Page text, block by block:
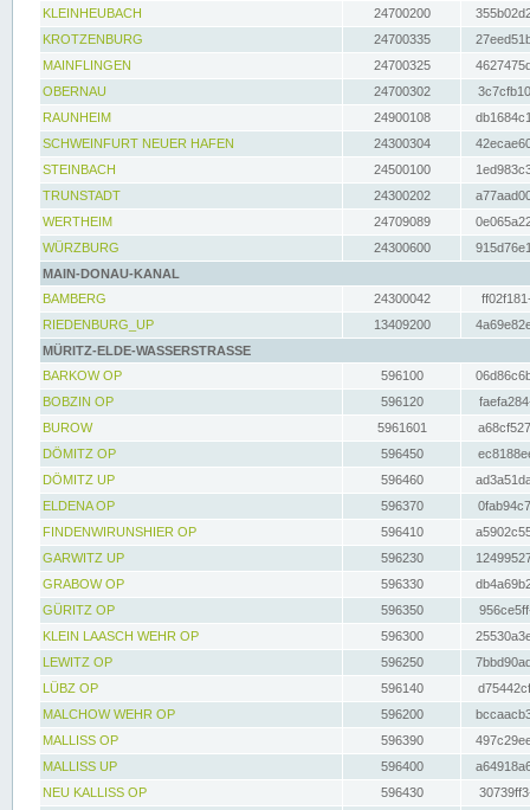
KLEINHEUBACH 24700200
KROTZENBURG
24700335
MAINFLINGEN
24700325
OBERNAU
24700302
RAUNHEIM
24900108
SCHWEINFURT NEUER HAFEN
24300304
STEINBACH
24500100
TRUNSTADT
24300202
WERTHEIM
24709089
WÜRZBURG
24300600
MAIN-DONAU-KANAL
BAMBERG
24300042
RIEDENBURG_UP
13409200
MÜRITZ-ELDE-WASSERSTRASSE
BARKOW OP
596100
BOBZIN OP
596120
BUROW
5961601
DÖMITZ OP
596450
DÖMITZ UP
596460
ELDENA OP
596370
FINDENWIRUNSHIER OP
596410
GARWITZ UP
596230
GRABOW OP
596330
GÜRITZ OP
596350
KLEIN LAASCH WEHR OP
596300
LEWITZ OP
596250
LÜBZ OP
596140
MALCHOW WEHR OP
596200
MALLISS OP
596390
MALLISS UP
596400
NEU KALLISS OP
596430